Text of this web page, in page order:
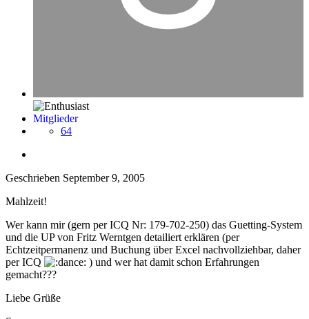
Mitglieder
64
Geschrieben September 9, 2005
Mahlzeit!
Wer kann mir (gern per ICQ Nr: 179-702-250) das Guetting-System
und die UP von Fritz Werntgen detailiert erklären (per
Echtzeitpermanenz und Buchung über Excel nachvollziehbar, daher
per ICQ
) und wer hat damit schon Erfahrungen
gemacht???
Liebe Grüße